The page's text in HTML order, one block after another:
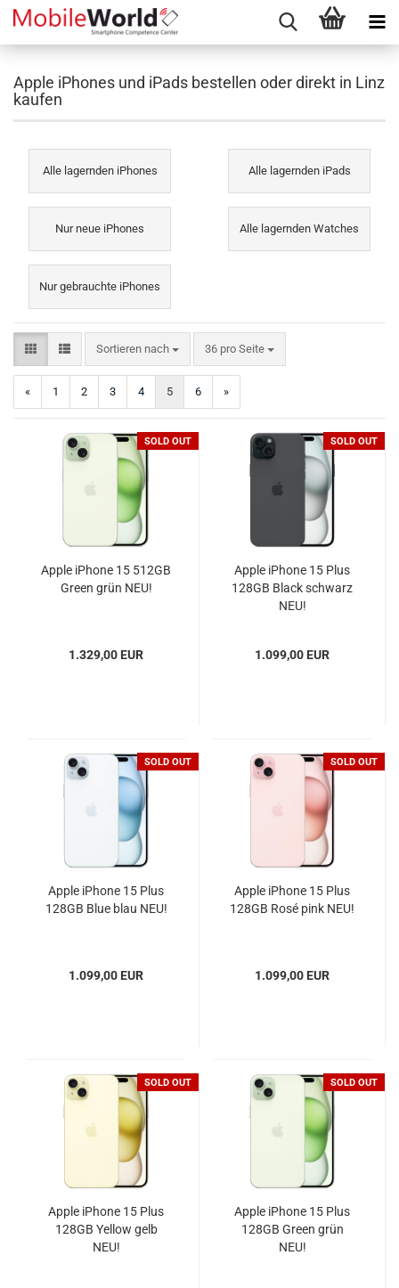
Apple iPhones und iPads bestellen oder direkt in Linz
kaufen
Alle lagernden iPhones Alle lagernden iPads
Nur neue iPhones Alle lagernden Watches
Nur gebrauchte iPhones
Sortieren nach
Sortieren nach 36 pro Seite
pro Seite
« 1 2 3 4 5 6 »
SOLD OUT
Apple iPhone 15 512GB
Green grün NEU!
1.329,00 EUR
SOLD OUT
Apple iPhone 15 Plus
128GB Black schwarz
NEU!
1.099,00 EUR
SOLD OUT
Apple iPhone 15 Plus
128GB Blue blau NEU!
1.099,00 EUR
SOLD OUT
Apple iPhone 15 Plus
128GB Rosé pink NEU!
1.099,00 EUR
SOLD OUT
Apple iPhone 15 Plus
128GB Yellow gelb
NEU!
SOLD OUT
Apple iPhone 15 Plus
128GB Green grün
NEU!